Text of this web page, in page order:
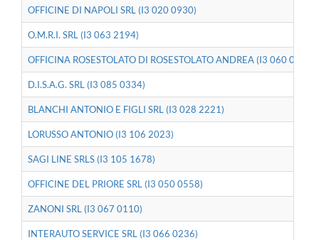
OFFICINE DI NAPOLI SRL (I3 020 0930)
O.M.R.I. SRL (I3 063 2194)
OFFICINA ROSESTOLATO DI ROSESTOLATO ANDREA (I3 060 0923)
D.I.S.A.G. SRL (I3 085 0334)
BLANCHI ANTONIO E FIGLI SRL (I3 028 2221)
LORUSSO ANTONIO (I3 106 2023)
SAGI LINE SRLS (I3 105 1678)
OFFICINE DEL PRIORE SRL (I3 050 0558)
ZANONI SRL (I3 067 0110)
INTERAUTO SERVICE SRL (I3 066 0236)